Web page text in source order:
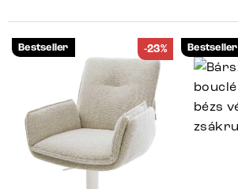
Bestseller -23% Bestseller